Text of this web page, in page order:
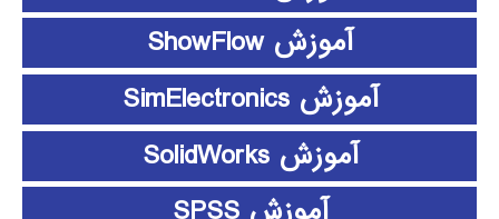
آموزش ShowFlow
آموزش SimElectronics
آموزش SolidWorks